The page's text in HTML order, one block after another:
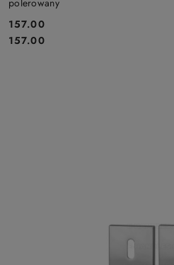
Cena:
157.00
Cena:
157.00